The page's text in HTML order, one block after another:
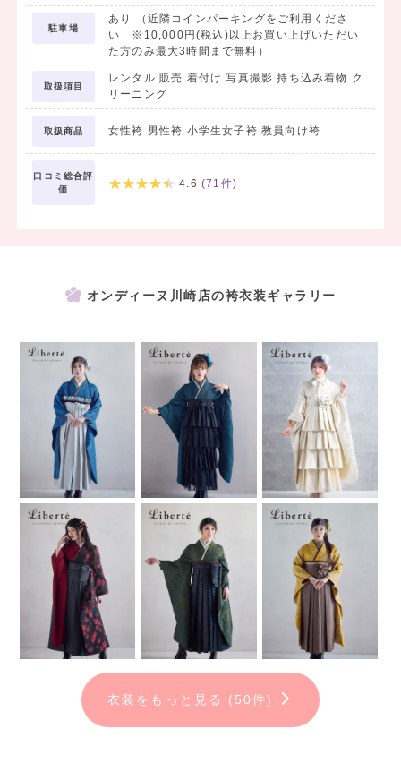
・前撮り着付け
・前撮りヘアセット
・前撮りメイクアップ
・全身カットデータ
離れたご家族・ご親戚にも共有していただけます。
※お渡しは後日、撮影データのみとなります。アルバムは含まれませ
データだけではなくアルバムも残しておきたい方には
※アルバム作成には別途料金が発生します。
駐車場
あり （近隣コインパーキングをご利用くださ
い ※10,000円(税込)以上お買い上げいただい
た方のみ最大3時間まで無料）
取扱項目
レンタル 販売 着付け 写真撮影 持ち込み着物 ク
リーニング
取扱商品 女性袴 男性袴 小学生女子袴 教員向け袴
口コミ総合評
価
4.6 (71 件)
オンディーヌ川崎店の袴衣装ギャラリー
衣装をもっと見る (50件)